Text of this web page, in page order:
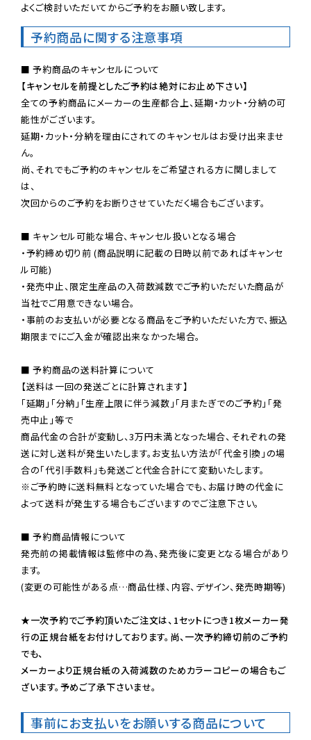
よくご検討いただいてからご予約をお願い致します。
予約商品に関する注意事項
【キャンセルを前提としたご予約は絶対にお止め下さい】
全ての予約商品にメーカーの生産都合上、延期・カット・分納の可
能性がございます。
延期・カット・分納を理由にされてのキャンセルはお受け出来ませ
ん。
尚、それでもご予約のキャンセルをご希望される方に関しまして
は、
次回からのご予約をお断りさせていただく場合もございます。
■ キャンセル可能な場合、キャンセル扱いとなる場合
・予約締め切り前 (商品説明に記載の日時以前であればキャンセ
ル可能)
・発売中止、限定生産品の入荷数減数でご予約いただいた商品が
当社でご用意できない場合。
・事前のお支払いが必要となる商品をご予約いただいた方で、振込
期限までにご入金が確認出来なかった場合。
■ 予約商品の送料計算について
【送料は一回の発送ごとに計算されます】
「延期」「分納」「生産上限に伴う減数」「月またぎでのご予約」「発
売中止」等で
商品代金の合計が変動し、3万円未満となった場合、それぞれの発
送に対し送料が発生いたします。お支払い方法が「代金引換」の場
※ご予約時に送料無料となっていた場合でも、お届け時の代金に
よって送料が発生する場合もございますのでご注意下さい。
■ 予約商品情報について
発売前の掲載情報は監修中の為、発売後に変更となる場合があり
ます。
(変更の可能性がある点…商品仕様、内容、デザイン、発売時期等)
★一次予約でご予約頂いたご注文は、1セットにつき1枚メーカー発
行の正規台紙をお付けしております。尚、一次予約締切前のご予約
でも、
メーカーより正規台紙の入荷減数のためカラーコピーの場合もご
ざいます。予めご了承下さいませ。
事前にお支払いをお願いする商品について